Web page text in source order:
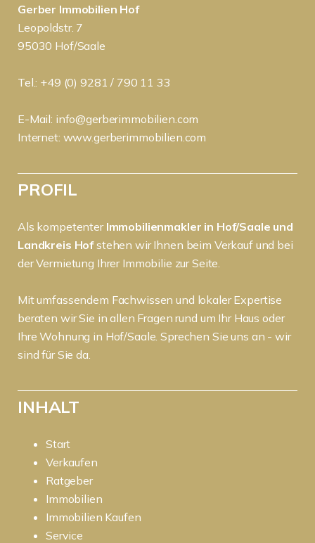
Gerber Immobilien Hof
Leopoldstr. 7
95030 Hof/Saale
Tel.: +49 (0) 9281 / 790 11 33
E-Mail: info@gerberimmobilien.com
Internet: www.gerberimmobilien.com
PROFIL
Als kompetenter Immobilienmakler in Hof/Saale und
Landkreis Hofstehen wir Ihnen beim Verkauf und bei
der Vermietung Ihrer Immobilie zur Seite.
Mit umfassendem Fachwissen und lokaler Expertise
beraten wir Sie in allen Fragen rund um Ihr Haus oder
Ihre Wohnung in Hof/Saale. Sprechen Sie uns an - wir
sind für Sie da.
INHALT
Start
Verkaufen
Ratgeber
Immobilien
Immobilien Kaufen
Service